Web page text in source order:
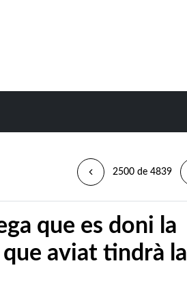
2500 de 4839
que es doni la
aviat tindrà la